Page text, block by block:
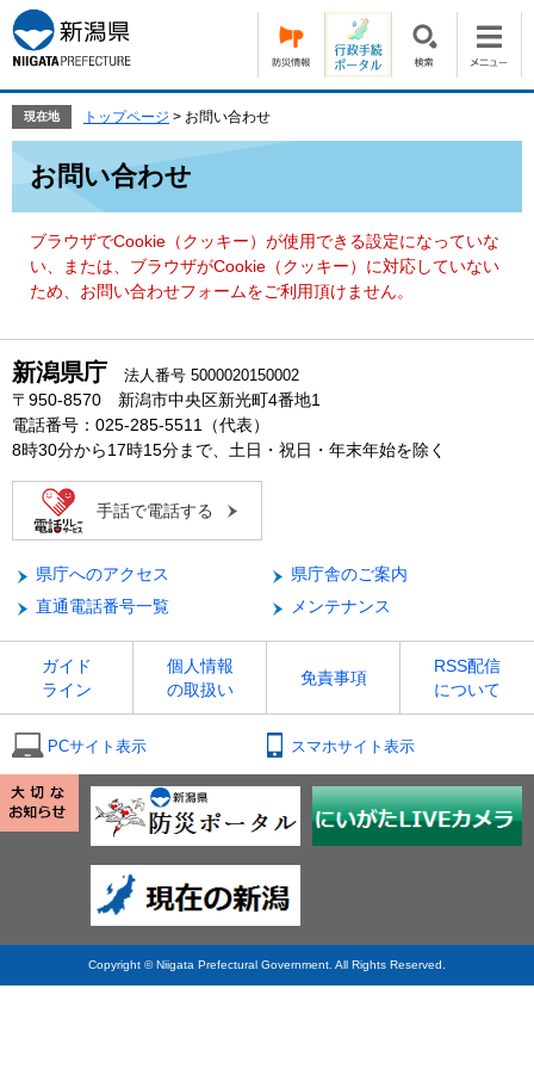
ー
ジ
の
頭
す。
ニ
ュ
ー
飛
て
現在地 トップページ > お問い合わせ
お問い合わせ
ブラウザでCookie（クッキー）が使用できる設定になっていな
い、または、ブラウザがCookie（クッキー）に対応していない
ため、お問い合わせフォームをご利用頂けません。
新潟県庁 法人番号 5000020150002
〒950-8570 新潟市中央区新光町4番地1
電話番号：025-285-5511（代表）
8時30分から17時15分まで、土日・祝日・年末年始を除く
手話で電話する
県庁へのアクセス
県庁舎のご案内
直通電話番号一覧
メンテナンス
ガイド
ライン
個人情報
の取扱い
免責事項
RSS配信
について
PCサイト表示 スマホサイト表示
Copyright © Niigata Prefectural Government. All Rights Reserved.